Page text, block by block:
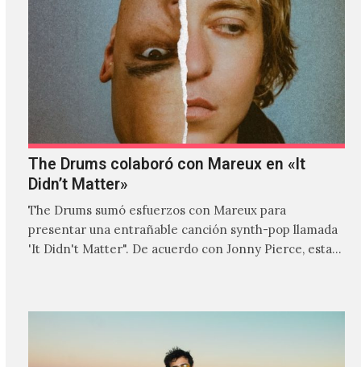
The Drums colaboró con Mareux en «It
Didn’t Matter»
The Drums sumó esfuerzos con Mareux para
presentar una entrañable canción synth-pop llamada
'It Didn't Matter". De acuerdo con Jonny Pierce, esta